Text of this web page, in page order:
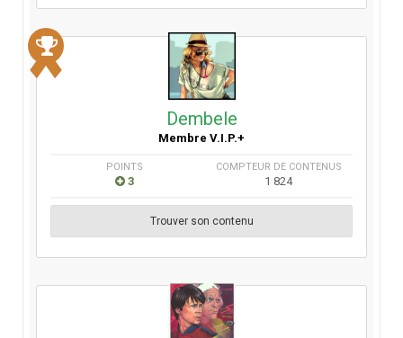
Dembele
Membre V.I.P.+
POINTS
3
COMPTEUR DE CONTENUS
1 824
Trouver son contenu